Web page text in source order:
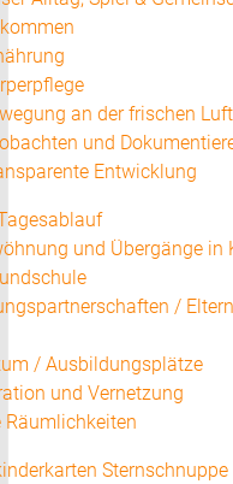
an der frischen Luft
und
Entwicklung
und Übergänge in
/
/ Ausbildungsplätze
und Vernetzung
Räumlichkeiten
Sternschnuppe